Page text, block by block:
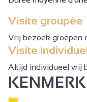
Visite groupée
Vrij bezoek groepen
Visite
Altijd individueel vrij